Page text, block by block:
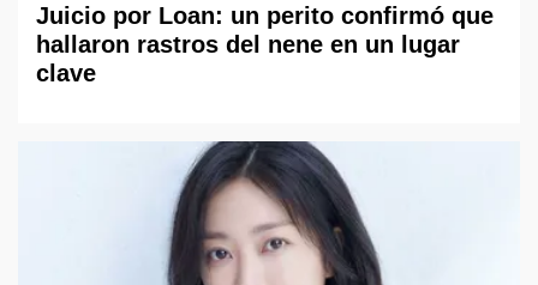
Juicio por Loan: un perito confirmó que
hallaron rastros del nene en un lugar
clave